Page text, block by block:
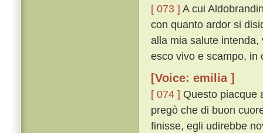
[ 073 ] A cui
con quanto ardor si
alla mia salute
esco vivo e scampo, in
[Voice: emilia ]
[ 074 ] Questo piacque
pregò che di buon
finisse, egli udirebbe